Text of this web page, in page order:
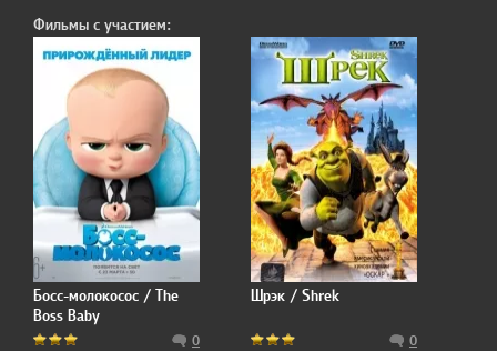
Фильмы с участием:
Босс-молокосос / The
Boss Baby
0
Шрэк / Shrek
0